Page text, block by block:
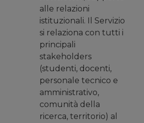
alle relazioni
istituzionali. Il Servizio
si relaziona con tutti i
principali
stakeholders
(studenti, docenti,
personale tecnico e
amministrativo,
comunità della
ricerca, territorio) al